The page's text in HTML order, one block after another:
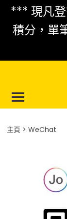
*** 現凡
積分，單
主頁 WeChat